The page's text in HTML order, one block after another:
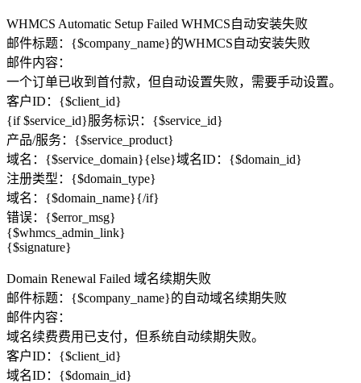
WHMCS Automatic Setup Failed WHMCS自动安装失败
邮件标题：{​​$company_name}的WHMCS自动安装失败
邮件内容：
一个订单已收到首付款，但自动设置失败，需要手动设置。
客户ID：{$client_id}
{if $service_id}服务标识：{$service_id}
产品/服务：{$service_product}
域名：{$service_domain}{else}域名ID：{$domain_id}
注册类型：{$domain_type}
域名：{$domain_name}{/if}
错误：{$error_msg}
{$whmcs_admin_link}
{$signature}
Domain Renewal Failed 域名续期失败
邮件标题：{​​$company_name}的自动域名续期失败
邮件内容：
域名续费费用已支付，但系统自动续期失败。
客户ID：{$client_id}
域名ID：{$domain_id}